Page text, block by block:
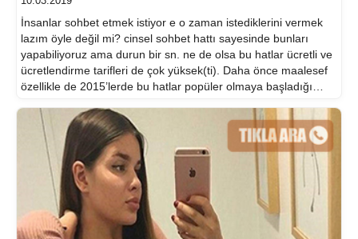
İnsanlar sohbet etmek istiyor e o zaman istediklerini vermek
lazım öyle değil mi? cinsel sohbet hattı sayesinde bunları
yapabiliyoruz ama durun bir sn. ne de olsa bu hatlar ücretli ve
ücretlendirme tarifleri de çok yüksek(ti). Daha önce maalesef
özellikle de 2015’lerde bu hatlar popüler olmaya başladığı
Gerçi hizmet […]